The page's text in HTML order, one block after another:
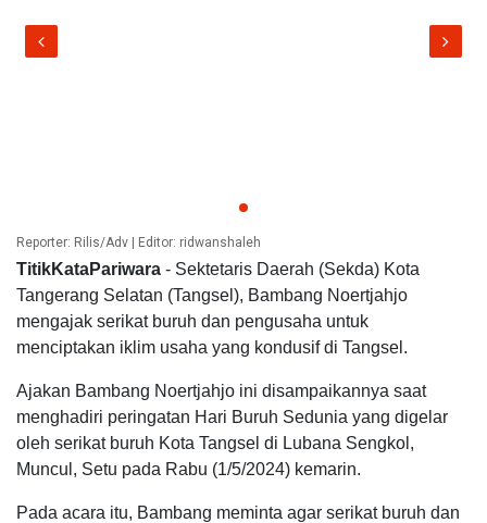
Reporter: Rilis/Adv | Editor: ridwanshaleh
TitikKataPariwara - Sektetaris Daerah (Sekda) Kota
Tangerang Selatan (Tangsel), Bambang Noertjahjo
mengajak serikat buruh dan pengusaha untuk
menciptakan iklim usaha yang kondusif di Tangsel.
Ajakan Bambang Noertjahjo ini disampaikannya saat
menghadiri peringatan Hari Buruh Sedunia yang digelar
oleh serikat buruh Kota Tangsel di Lubana Sengkol,
Muncul, Setu pada Rabu (1/5/2024) kemarin.
Pada acara itu, Bambang meminta agar serikat buruh dan